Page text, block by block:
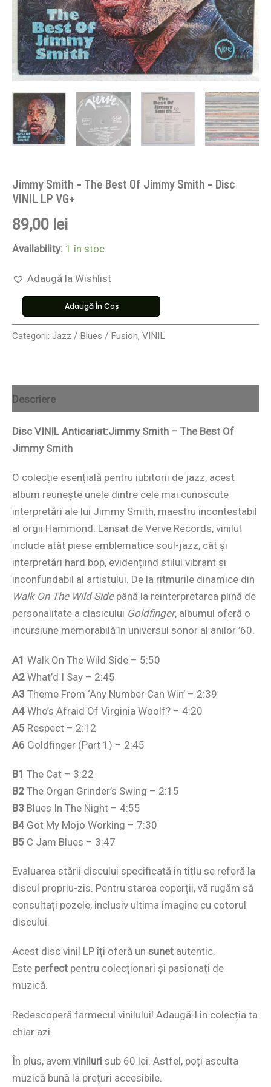
Jimmy Smith – The Best Of Jimmy Smith – Disc
VINIL LP VG+
89,00 lei
Availability: 1 în stoc
Adaugă la Wishlist
Adaugă În Coș
Categorii: Jazz / Blues / Fusion, VINIL
Descriere
Disc VINIL Anticariat:Jimmy Smith – The Best Of
Jimmy Smith
O colecție esențială pentru iubitorii de jazz, acest
album reunește unele dintre cele mai cunoscute
interpretări ale lui Jimmy Smith, maestru incontestabil
al orgii Hammond. Lansat de Verve Records, vinilul
include atât piese emblematice soul-jazz, cât și
interpretări hard bop, evidențiind stilul vibrant și
inconfundabil al artistului. De la ritmurile dinamice din
Walk On The Wild Sidepână la reinterpretarea plină de
personalitate a clasicului Goldfinger, albumul oferă o
incursiune memorabilă în universul sonor al anilor ’60.
A1 Walk On The Wild Side – 5:50
A2 What’d I Say – 2:45
A3 Theme From ‘Any Number Can Win’ – 2:39
A4 Who’s Afraid Of Virginia Woolf? – 4:20
A5 Respect – 2:12
A6 Goldfinger (Part 1) – 2:45
B1 The Cat – 3:22
B2 The Organ Grinder’s Swing – 2:15
B3 Blues In The Night – 4:55
B4 Got My Mojo Working – 7:30
B5 C Jam Blues – 3:47
Evaluarea stării discului specificată in titlu se referă la
discul propriu-zis. Pentru starea coperții, vă rugăm să
consultați pozele, inclusiv ultima imagine cu cotorul
discului.
Acest disc vinil LP îți oferă un sunet autentic.
Este perfect pentru colecționari și pasionați de
muzică.
Redescoperă farmecul vinilului! Adaugă-l în colecția ta
chiar azi.
În plus, avem viniluri sub 60 lei. Astfel, poți asculta
muzică bună la prețuri accesibile.